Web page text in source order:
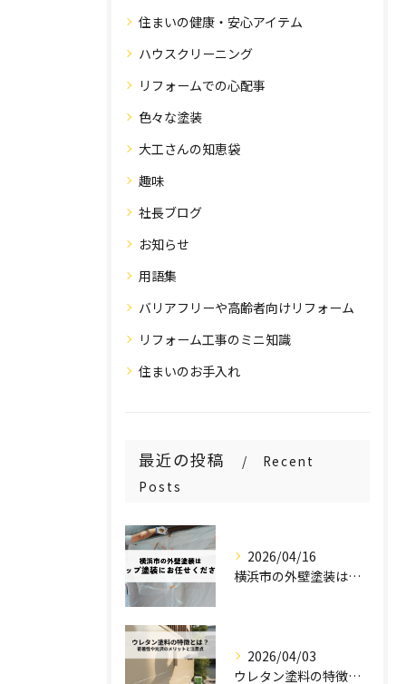
住まいの健康・安心アイテム
ハウスクリーニング
リフォームでの心配事
色々な塗装
大工さんの知恵袋
趣味
社長ブログ
お知らせ
用語集
バリアフリーや高齢者向けリフォーム
リフォーム工事のミニ知識
住まいのお手入れ
最近の投稿
Recent
Posts
2026/04/16
横浜市の外壁塗装はステップ塗装にお任せください！
2026/04/03
ウレタン塗料の特徴とは？密着性や光沢のメリットと注意点を解説！